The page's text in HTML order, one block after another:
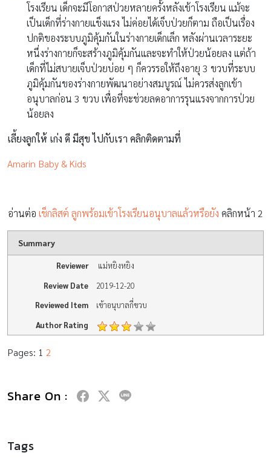
โรงเรียน เด็กจะมีโอกาสป่วยหลายครั้งหลังเข้าโรงเรียน แม้จะ
เป็นเด็กที่ร่างกายแข็งแรง ไม่ค่อยได้เจ็บป่วยก็ตาม ถือเป็นเรื่อง
ปกติของระบบภูมิคุ้มกันในร่างกายเด็กเล็ก หลังผ่านเวลาระยะ
หนึ่งร่างกายก็จะสร้างภูมิคุ้มกันและจะทำให้ป่วยน้อยลง แต่ถ้า
เด็กที่ไม่สบายเจ็บป่วยบ่อย ๆ ก็ควรรอให้ถึงอายุ 3 ขวบที่ระบบ
ภูมิคุ้มกันของร่างกายพัฒนาอย่างสมบูรณ์ ไม่ควรส่งลูกเข้า
อนุบาลก่อน 3 ขวบ เพื่อที่จะช่วยลดอาการรุนแรงจากการป่วย
น้อยลง
เลี้ยงลูกให้ เก่ง ดี มีสุข ไปกับเรา คลิกติดตามที่
Amarin Baby & Kids
อ่านต่อ เช็กลิสต์ ลูกพร้อมเข้าโรงเรียนอนุบาลแล้วหรือยัง คลิกหน้า 2
Summary
Reviewer
แม่หยิงหยิง
Review Date
2019-12-20
Reviewed Item
เข้าอนุบาลกี่ขวบ
Author Rating
Pages: 1 2
Share On :
Tags